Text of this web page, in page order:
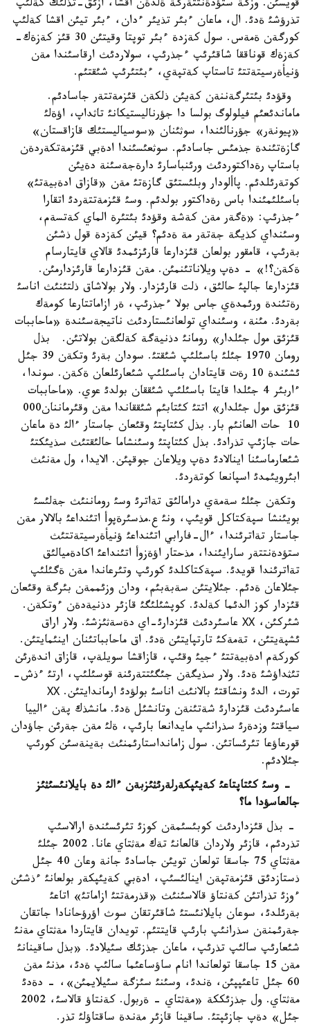
قويسئن. وزگة ستؤدةنتتةرگة ةلدةن اقشا، ازئق-تذلئك كةلئپ
تذرؤشئ ةدئ. ال، ماعان ءبئر تذيئر ءدان، ءبئر تيئن اقشا كةلئپ
كورگةن ةمةس. سول كةزدة ءبئر توپتا وقيتئن 30 قئز كةزةك-
كةزةك قوناققا شاقئرئپ ءجذرئپ، سولاردئث ارقاسئندا مةن
ؤنيأةرسيتةتتئ تاستاپ كةتپةي، ءبئتئرئپ شئقتئم.
وقؤدئ بئتئرگةننةن كةيئن ذلكةن قئزمةتتةر جاسادئم.
ماماندئعئم فيلولوگ بولسا دا جؤرناليستيكانئ تاثداپ، اؤةلئ
«پيونةر» جؤرنالئندا، سوثئنان «سوسياليستئك قازاقستان»
گازةتئندة جذمئس جاسادئم. سوثعئسئندا ادةبي قئزمةتكةردةن
باستاپ رةداكتوردئث ورئنباسارئ دارةجةسئنة دةيئن
كوتةرئلدئم. پاألودار وبلئستئق گازةتئ مةن «قازاق ادةبيةتئ»
باسئلئمئندا باس رةداكتور بولدئم. وسئ قئزمةتتةردئ اتقارا
ءجذرئپ: «ةگةر مةن كةشة وقؤدئ بئتئرة الماي كةتسةم،
وسئنداي كذيگة جةتةر مة ةدئم؟ قيئن كةزدة قول ذشئن
بةرئپ، قامقور بولعان قئزدارعا قارئزئمدئ قالاي قايتارسام
ةكةن؟!» - دةپ ويلاناتئنمئن. مةن قئزدارعا قارئزدارمئن.
قئزدارعا جالپئ حالئق، ذلت قارئزدار. ولار بولاشاق ذلتئنئث اناسئ
رةتئندة ورئمدةي جاس بولا ءجذرئپ، ةر ازاماتتارعا كومةك
بةردئ. مئنة، وسئنداي تولعانئستاردئث ناتيجةسئندة «ماحاببات
قئزئق مول جئلدار» رومانئ دذنيةگة كةلگةن بولاتئن. بذل
رومان 1970 جئلئ باسئلئپ شئقتئ. سودان بةرئ وتكةن 39 جئل
ئشئندة 10 رةت قايتادان باسئلئپ شئعارئلعان ةكةن. سوندا،
ءاربئر 4 جئلدا قايتا باسئلئپ شئققان بولدئ عوي. «ماحاببات
قئزئق مول جئلدار» اتتئ كئتابئم شئققاندا مةن وقئرماننان000
10 حات العانئم بار. بذل كئتاپتئ وقئعان جاستار ءالئ دة ماعان
حات جازئپ تذرادئ. بذل كئتاپتئ وسئنشاما حالئقتئث سذيئكتئ
شئعارماسئنا اينالادئ دةپ ويلاعان جوقپئن. الايدا، ول مةنئث
ابئرويئمدئ اسپانعا كوتةردئ.
وتكةن جئلئ سةمةي درامالئق تةاترئ وسئ روماننئث جةلئسئ
بويئنشا سپةكتاكل قويئپ، ونئ ع.مذسئرةپوأ اتئنداعئ بالالار مةن
جاستار تةاترئندا، ءال-فارابي اتئنداعئ ؤنيأةرسيتةتتئث
ستؤدةنتتةر سارايئندا، مذحتار اؤةزوأ اتئنداعئ اكادةميالئق
تةاترئندا قويدئ. سپةكتاكلدئ كورئپ وتئرعاندا مةن ةگئلئپ
جئلاعان ةدئم. جئلايتئن سةبةبئم، ودان وزئممةن بئرگة وقئعان
قئزدار كوز الدئما كةلدئ. كوپشئلئگئ قازئر دذنيةدةن ءوتكةن.
شئركئن، ХХ عاسئردئث قئزدارئ-اي دةسةثئزشئ. ولار اراق
ئشپةيتئن، تةمةكئ تارتپايتئن ةدئ. اق ماحابباتئنان اينئمايتئن.
كوركةم ادةبيةتتئ ءجيئ وقئپ، قازاقشا سويلةپ، قازاق اندةرئن
تئثداؤشئ ةدئ. ولار سذيگةن جئگئتتةرئنة قوسئلئپ، ارتئ ءذش-
تورت، الدئ ونشاقتئ بالانئث اناسئ بولؤدئ ارماندايتئن. ХХ
عاسئردئث قئزدارئ شةتئنةن وتانشئل ةدئ. مانشذك پةن ءالييا
سياقتئ وزدةرئ سذرانئپ مايدانعا بارئپ، ةلئ مةن جةرئن جاؤدان
قورعاؤعا تئرئساتئن. سول زامانداستارئمنئث بةينةسئن كورئپ
جئلادئم.
- وسئ كئتاپتاعئ كةيئپكةرلةرئثئزبةن ءالئ دة بايلانئسئثئز
جالعاسؤدا ما؟
- بذل قئزداردئث كوبئسئمةن كوزئ تئرئسئندة ارالاسئپ
تذردئم، قازئر ولاردان قالعانئ تةك مةثتاي عانا. 2002 جئلئ
مةثتاي 75 جاسقا تولعان تويئن جاسادئ جانة وعان 40 جئل
ذستازدئق قئزمةتپةن اينالئسئپ، ادةبي كةيئپكةر بولعانئ ءذشئن
ءوزئ تذراتئن كةنتاؤ قالاسئنئث «قذرمةتتئ ازاماتئ» اتاعئ
بةرئلدئ، سوعان بايلانئستئ شاقئرتقان سوث اؤرؤحانادا جاتقان
جةرئمنةن سذرانئپ بارئپ قايتتئم. تويدان قايتاردا مةثتاي مةنئ
شئعارئپ سالئپ تذرئپ، ماعان جذزئك سئيلادئ. «بذل ساقينانئ
مةن 15 جاسقا تولعاندا انام ساؤساعئما سالئپ ةدئ، مذنئ مةن
60 جئل تاعئپپئن، ةندئ، وسئنئ سئزگة سئيلايمئن»، - دةدئ
مةثتاي. ول جذزئككة «مةثتاي - ةربول. كةنتاؤ قالاسئ، 2002
جئل» دةپ جازئپتئ. ساقينا قازئر مةندة ساقتاؤلئ تذر.